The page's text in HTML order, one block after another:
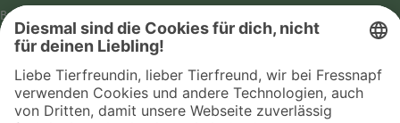
Barrierefreiheit
Impressum
Datenschutz­hinweise
Cookies
AGB